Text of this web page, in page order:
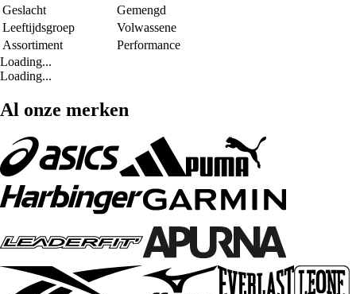
Geslacht
Gemengd
Leeftijdsgroep
Volwassene
Assortiment
Performance
Loading...
Loading...
Al onze merken